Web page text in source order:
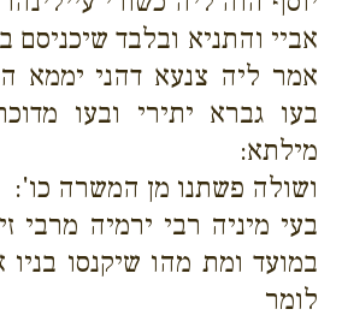
אביי והתניא ובלבד שיכניסם
אמר ליה צנעא דהני יממא
בעו גברא יתירי ובעו
מילתא:
ושולה פשתנו מן המשרה כו':
בעי מיניה רבי ירמיה מרבי
במועד ומת מהו שיקנסו
לומר